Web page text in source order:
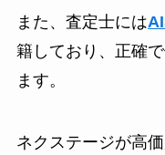
また、査定士には
籍しており、正確
ます。
ネクステージが高